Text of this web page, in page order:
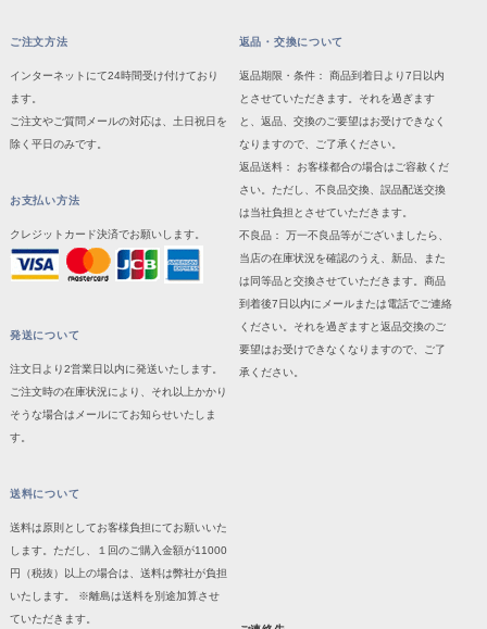
ご注文方法
インターネットにて24時間受け付けており
ます。
ご注文やご質問メールの対応は、土日祝日を
除く平日のみです。
お支払い方法
クレジットカード決済でお願いします。
発送について
注文日より2営業日以内に発送いたします。
ご注文時の在庫状況により、それ以上かかり
そうな場合はメールにてお知らせいたしま
す。
送料について
送料は原則としてお客様負担にてお願いいた
します。ただし、１回のご購入金額が11000
円（税抜）以上の場合は、送料は弊社が負担
いたします。 ※離島は送料を別途加算させ
ていただきます。
返品・交換について
返品期限・条件： 商品到着日より7日以内
とさせていただきます。それを過ぎます
と、返品、交換のご要望はお受けできなく
なりますので、ご了承ください。
返品送料： お客様都合の場合はご容赦くだ
さい。ただし、不良品交換、誤品配送交換
は当社負担とさせていただきます。
不良品： 万一不良品等がございましたら、
当店の在庫状況を確認のうえ、新品、また
は同等品と交換させていただきます。商品
到着後7日以内にメールまたは電話でご連絡
ください。それを過ぎますと返品交換のご
要望はお受けできなくなりますので、ご了
承ください。